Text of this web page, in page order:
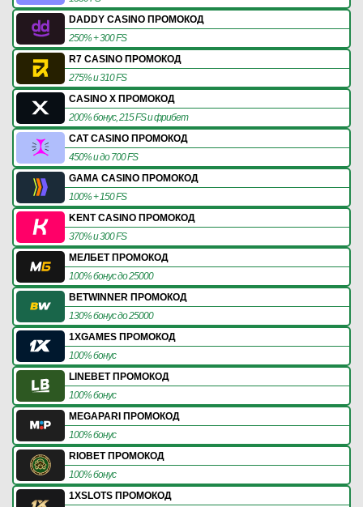
DADDY CASINO ПРОМОКОД
250% + 300 FS
R7 CASINO ПРОМОКОД
275% и 310 FS
CASINO X ПРОМОКОД
200% бонус, 215 FS и фрибет
CAT CASINO ПРОМОКОД
450% и до 700 FS
GAMA CASINO ПРОМОКОД
100% + 150 FS
KENT CASINO ПРОМОКОД
370% и 300 FS
МЕЛБЕТ ПРОМОКОД
100% бонус до 25000
BETWINNER ПРОМОКОД
130% бонус до 25000
1XGAMES ПРОМОКОД
100% бонус
LINEBET ПРОМОКОД
100% бонус
MEGAPARI ПРОМОКОД
100% бонус
RIOBET ПРОМОКОД
100% бонус
1XSLOTS ПРОМОКОД